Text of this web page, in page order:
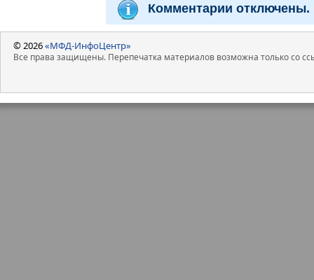
Комментарии отключены.
© 2026«МФД-ИнфоЦентр»
Все права защищены. Перепечатка материалов возможна только со